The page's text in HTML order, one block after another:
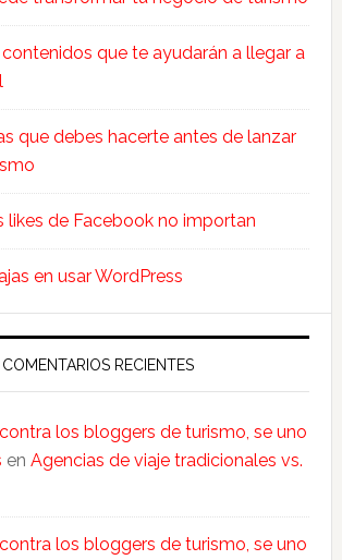
que te ayudarán a llegar a
que debes hacerte antes de lanzar
likes de Facebook no importan
en usar WordPress
COMENTARIOS RECIENTES
los bloggers de turismo, se uno
en Agencias de viaje tradicionales vs.
los bloggers de turismo, se uno